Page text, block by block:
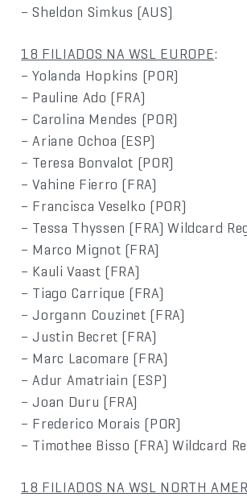
– Sheldon Simkus (AUS)
18 FILIADOS NA WSL EUROPE:
– Yolanda Hopkins (POR)
– Pauline Ado (FRA)
– Carolina Mendes (POR)
– Ariane Ochoa (ESP)
– Teresa Bonvalot (POR)
– Vahine Fierro (FRA)
– Francisca Veselko (POR)
– Tessa Thyssen (FRA) Wildcard
– Marco Mignot (FRA)
– Kauli Vaast (FRA)
– Tiago Carrique (FRA)
– Jorgann Couzinet (FRA)
– Justin Becret (FRA)
– Marc Lacomare (FRA)
– Adur Amatriain (ESP)
– Joan Duru (FRA)
– Frederico Morais (POR)
– Timothee Bisso (FRA) Wildcard
18 FILIADOS NA WSL NORTH